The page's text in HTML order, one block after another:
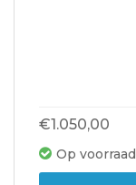
€1.050,00
Op voorraad